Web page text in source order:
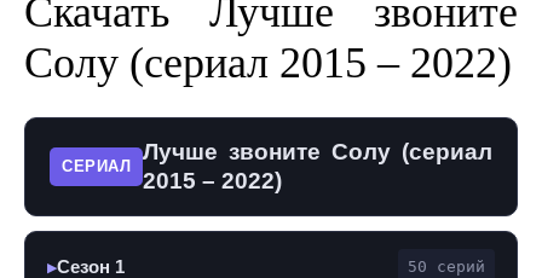
Скачать Лучше звоните
Солу (сериал 2015 – 2022)
СЕРИАЛ
Лучше звоните Солу (сериал
2015 – 2022)
▶Сезон 1 50 серий